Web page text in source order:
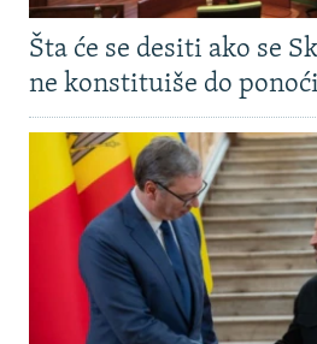
Šta će se desiti ako se
ne konstituiše do